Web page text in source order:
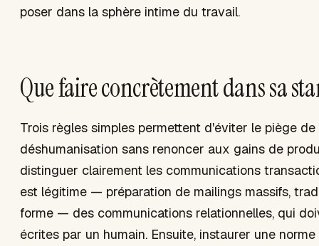
poser dans la sphère intime du travail.
Que faire concrètement dans sa
Trois règles simples permettent d'éviter le piège de
déshumanisation sans renoncer aux gains de
distinguer clairement les communications
est légitime — préparation de mailings massifs,
forme — des communications relationnelles, qui
écrites par un humain. Ensuite, instaurer une